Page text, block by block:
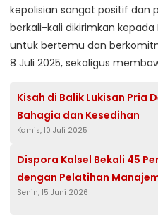
kepolisian sangat positif dan
berkali-kali dikirimkan kepada
untuk bertemu dan
8 Juli 2025, sekaligus
Kisah di Balik Lukisan Pria
Bahagia dan Kesedihan
Kamis, 10 Juli 2025
Dispora Kalsel Bekali 45
dengan Pelatihan
Kepemimpinan
Senin, 15 Juni 2026